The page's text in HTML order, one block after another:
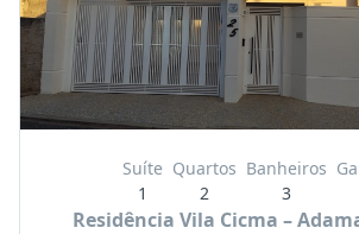
Suíte
1
Quartos
2
Banheiros
3
Residência Vila Cicma –